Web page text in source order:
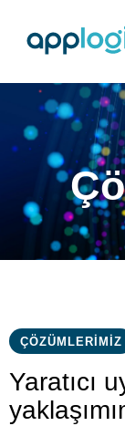
ÇÖZÜMLERIMIZ
Yaratıcı